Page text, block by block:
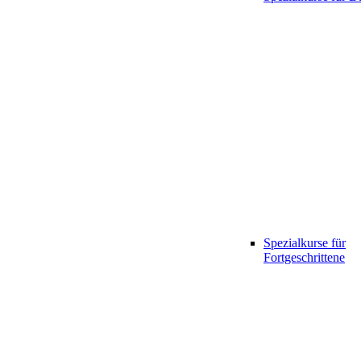
Spezialkurse für
Fortgeschrittene